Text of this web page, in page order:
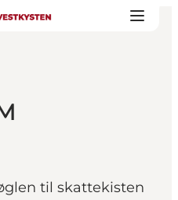
til skattekisten